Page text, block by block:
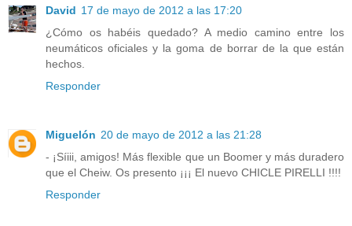
David 17 de mayo de 2012 a las 17:20
¿Cómo os habéis quedado? A medio camino entre los
neumáticos oficiales y la goma de borrar de la que están
hechos.
Responder
Miguelón 20 de mayo de 2012 a las 21:28
- ¡Síiii, amigos! Más flexible que un Boomer y más duradero
que el Cheiw. Os presento ¡¡¡ El nuevo CHICLE PIRELLI !!!!
Responder